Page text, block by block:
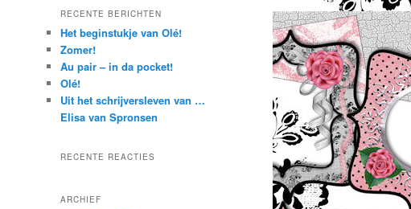
k
n
RECENTE BERICHTEN
Het beginstukje van Olé!
Zomer!
Au pair – in da pocket!
Olé!
Uit het schrijversleven van …
Elisa van Spronsen
RECENTE REACTIES
ARCHIEF